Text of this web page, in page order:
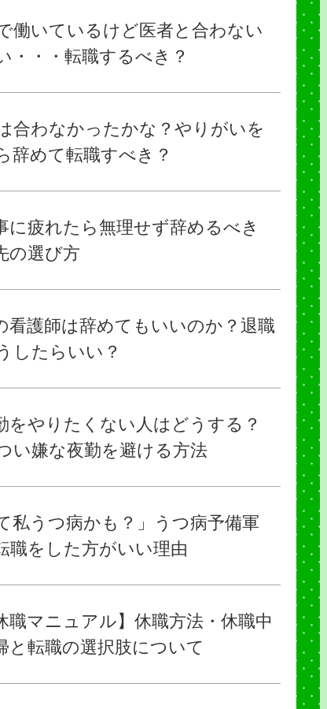
働いているけど医者と合わない
・・・転職するべき？
合わなかったかな？やりがいを
辞めて転職すべき？
に疲れたら無理せず辞めるべき
の選び方
看護師は辞めてもいいのか？退職
したらいい？
をやりたくない人はどうする？
い嫌な夜勤を避ける方法
私うつ病かも？」うつ病予備軍
職をした方がいい理由
職マニュアル】休職方法・休職中
と転職の選択肢について